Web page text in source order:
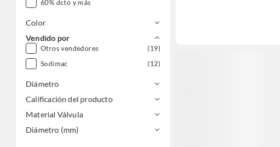
60% dcto y más
Color
Vendido por
Otros vendedores
(19)
Sodimac
(12)
Diámetro
Calificación del producto
Material Válvula
Diámetro (mm)